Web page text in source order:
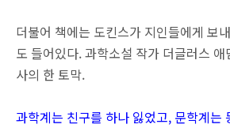
더불어 책에는 도킨스가 지인들에게 보
도 들어있다. 과학소설 작가 더글러스
사의 한 토막.
과학계는 친구를 하나 잃었고, 문학계는